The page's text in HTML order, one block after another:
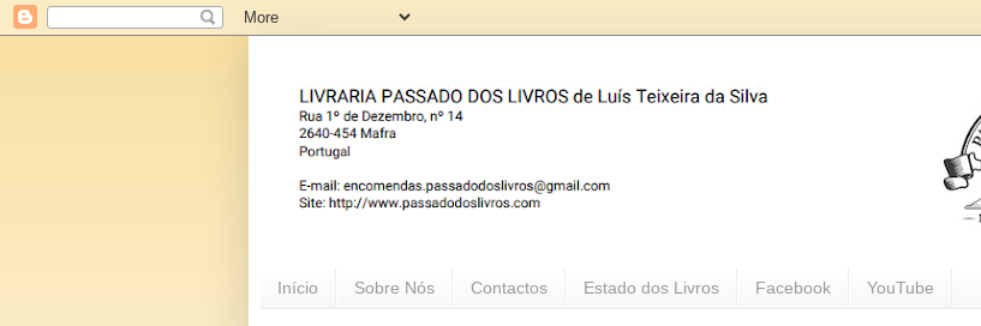
Início Sobre Nós Contactos Estado dos Livros Facebook YouTube